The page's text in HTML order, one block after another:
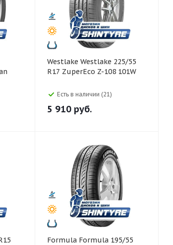
Westlake Westlake 225/55
R17 ZuperEco Z-108 101W
Есть в наличии (21)
5 910 руб.
Formula Formula 195/55